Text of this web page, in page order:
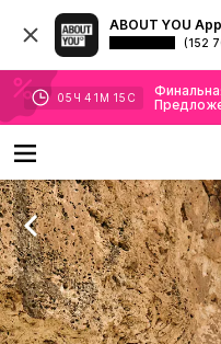
ABOUT YOU App
(152
05 Ч 41 М 14 С